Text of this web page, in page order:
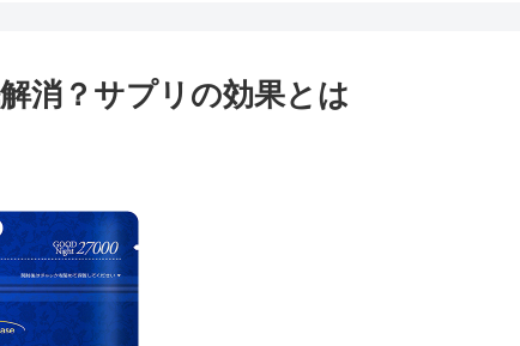
消？サプリの効果とは